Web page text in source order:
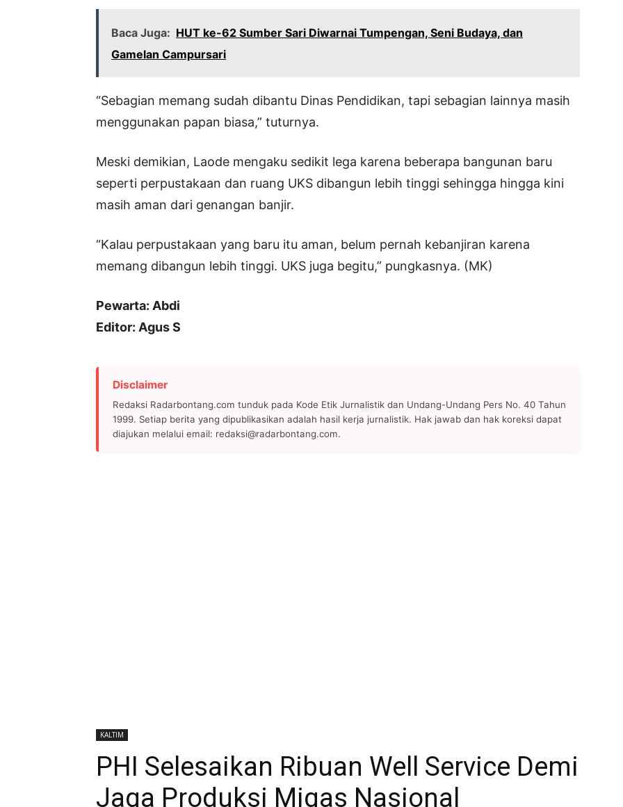
Baca Juga: HUT ke-62 Sumber Sari Diwarnai Tumpengan, Seni Budaya, dan
Gamelan Campursari
“Sebagian memang sudah dibantu Dinas Pendidikan, tapi sebagian lainnya masih
menggunakan papan biasa,” tuturnya.
Meski demikian, Laode mengaku sedikit lega karena beberapa bangunan baru
seperti perpustakaan dan ruang UKS dibangun lebih tinggi sehingga hingga kini
masih aman dari genangan banjir.
“Kalau perpustakaan yang baru itu aman, belum pernah kebanjiran karena
memang dibangun lebih tinggi. UKS juga begitu,” pungkasnya. (MK)
Pewarta: Abdi
Editor: Agus S
Disclaimer
Redaksi Radarbontang.com tunduk pada Kode Etik Jurnalistik dan Undang-Undang Pers No. 40 Tahun
1999. Setiap berita yang dipublikasikan adalah hasil kerja jurnalistik. Hak jawab dan hak koreksi dapat
diajukan melalui email: redaksi@radarbontang.com.